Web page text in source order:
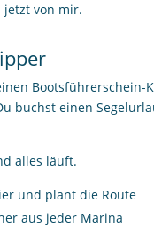
jetzt von mir.
Bootsführerschein-
buchst einen
alles läuft.
und plant die Route
aus jeder Marina